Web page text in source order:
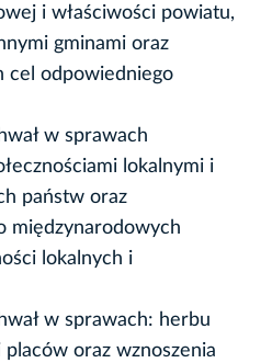
i właściwości powiatu,
gminami oraz
cel odpowiedniego
w sprawach
lokalnymi i
państw oraz
międzynarodowych
lokalnych i
w sprawach: herbu
placów oraz wznoszenia